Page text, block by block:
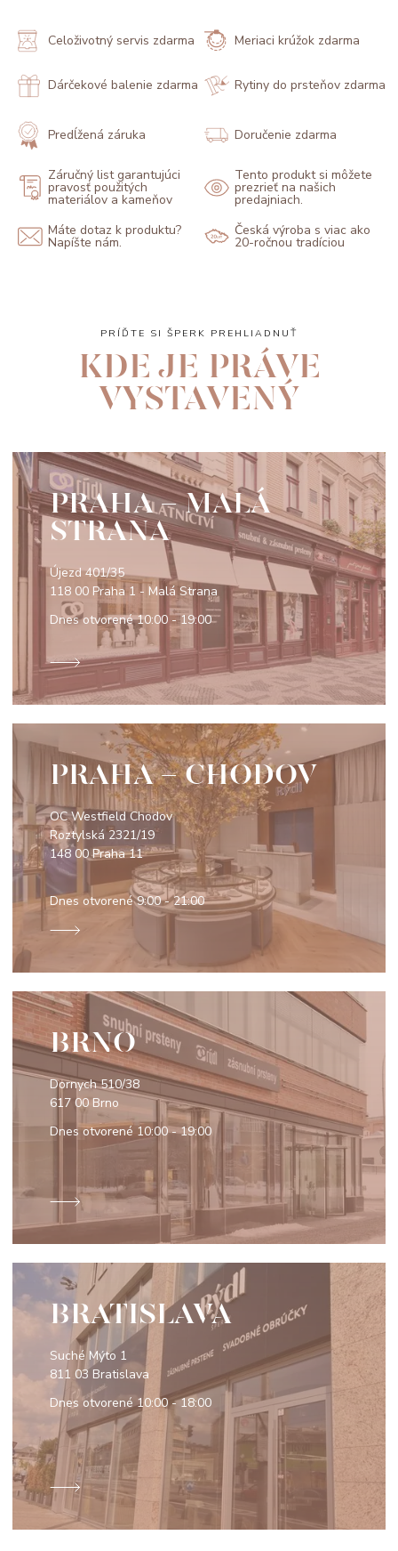
Celoživotný servis zdarma Meriaci krúžok zdarma
Dárčekové balenie zdarma Rytiny do prsteňov zdarma
Predĺžená záruka Doručenie zdarma
Záručný list garantujúci
pravosť použitých
materiálov a kameňov
Tento produkt si môžete
prezrieť na našich
predajniach.
Máte dotaz k produktu?
Napíšte nám.
Česká výroba s viac ako
20-ročnou tradíciou
PRÍĎTE SI ŠPERK PREHLIADNUŤ
KDE JE PRÁVE
VYSTAVENÝ
PRAHA - MALÁ
STRANA
Újezd 401/35
118 00 Praha 1 - Malá Strana
Dnes otvorené10:00 - 19:00
PRAHA - CHODOV
OC Westfield Chodov
Roztylská 2321/19
148 00 Praha 11
Dnes otvorené9:00 - 21:00
BRNO
Dornych 510/38
617 00 Brno
Dnes otvorené 10:00 - 19:00
BRATISLAVA
Suché Mýto 1
811 03 Bratislava
Dnes otvorené10:00 - 18:00